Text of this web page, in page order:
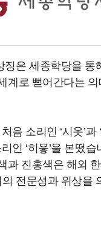
징은 세종학당을 통
계로 뻗어간다는
음 소리인 ‘시옷’과
인 ‘히읗’을 본떴습
과 진홍색은 해외
전문성과 위상을